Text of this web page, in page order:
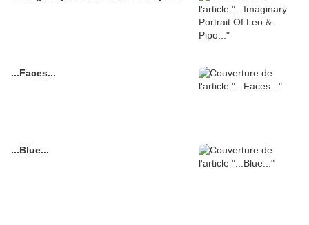
...Faces...
...Blue...